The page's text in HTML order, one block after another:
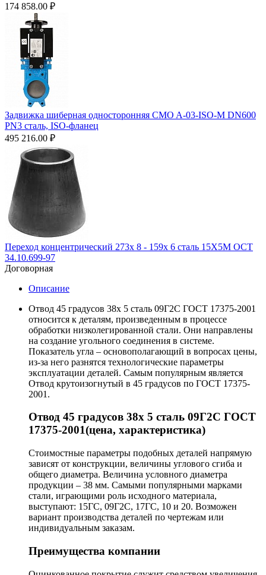
174 858.00 ₽
Задвижка шиберная односторонняя CMO A-03-ISO-M DN600
PN3 сталь, ISO-фланец
495 216.00 ₽
Переход концентрический 273х 8 - 159х 6 сталь 15Х5М ОСТ
34.10.699-97
Договорная
Описание
Отвод 45 градусов 38х 5 сталь 09Г2С ГОСТ 17375-2001
относится к деталям, произведенным в процессе
обработки низколегированной стали. Они направлены
на создание угольного соединения в системе.
Показатель угла – основополагающий в вопросах цены,
из-за него разнятся технологические параметры
эксплуатации деталей. Самым популярным является
Отвод крутоизогнутый в 45 градусов по ГОСТ 17375-
2001.
Отвод 45 градусов 38х 5 сталь 09Г2С ГОСТ
17375-2001(цена, характеристика)
Стоимостные параметры подобных деталей напрямую
зависят от конструкции, величины углового сгиба и
общего диаметра. Величина условного диаметра
продукции – 38 мм. Самыми популярными марками
стали, играющими роль исходного материала,
выступают: 15ГС, 09Г2С, 17ГС, 10 и 20. Возможен
вариант производства деталей по чертежам или
индивидуальным заказам.
Преимущества компании